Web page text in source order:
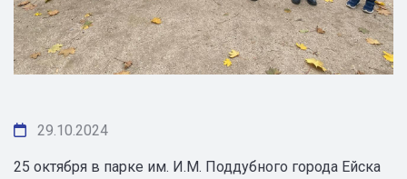
29.10.2024
25 октября в парке им. И.М. Поддубного города Ейска